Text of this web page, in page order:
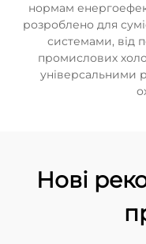
нормам
розроблено для
системами, від
промислових
універсальними
Нові